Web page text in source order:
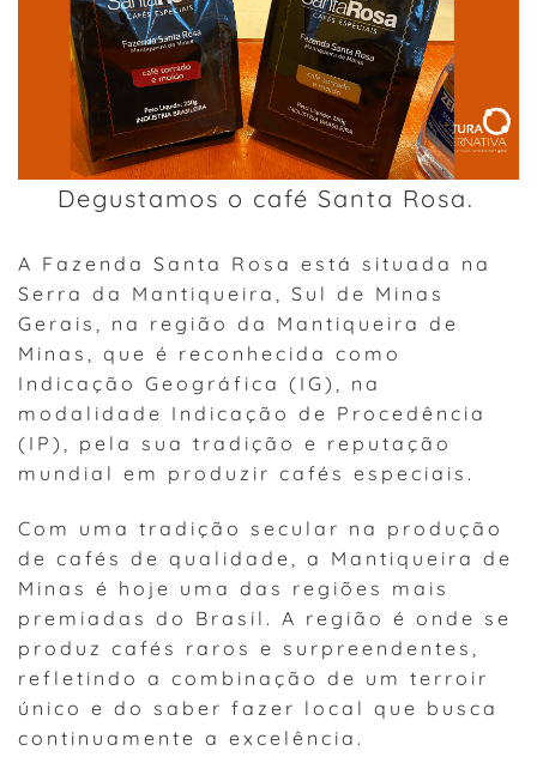
Degustamos o café Santa Rosa.
A Fazenda Santa Rosa está situada na
Serra da Mantiqueira, Sul de Minas
Gerais, na região da Mantiqueira de
Minas, que é reconhecida como
Indicação Geográfica (IG), na
modalidade Indicação de Procedência
(IP), pela sua tradição e reputação
mundial em produzir cafés especiais.
Com uma tradição secular na produção
de cafés de qualidade, a Mantiqueira de
Minas é hoje uma das regiões mais
premiadas do Brasil. A região é onde se
produz cafés raros e surpreendentes,
refletindo a combinação de um terroir
único e do saber fazer local que busca
continuamente a excelência.